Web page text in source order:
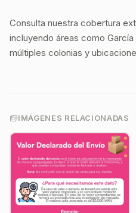
Consulta nuestra cobertura
incluyendo áreas como
múltiples colonias y
IMÁGENES RELACIONADAS